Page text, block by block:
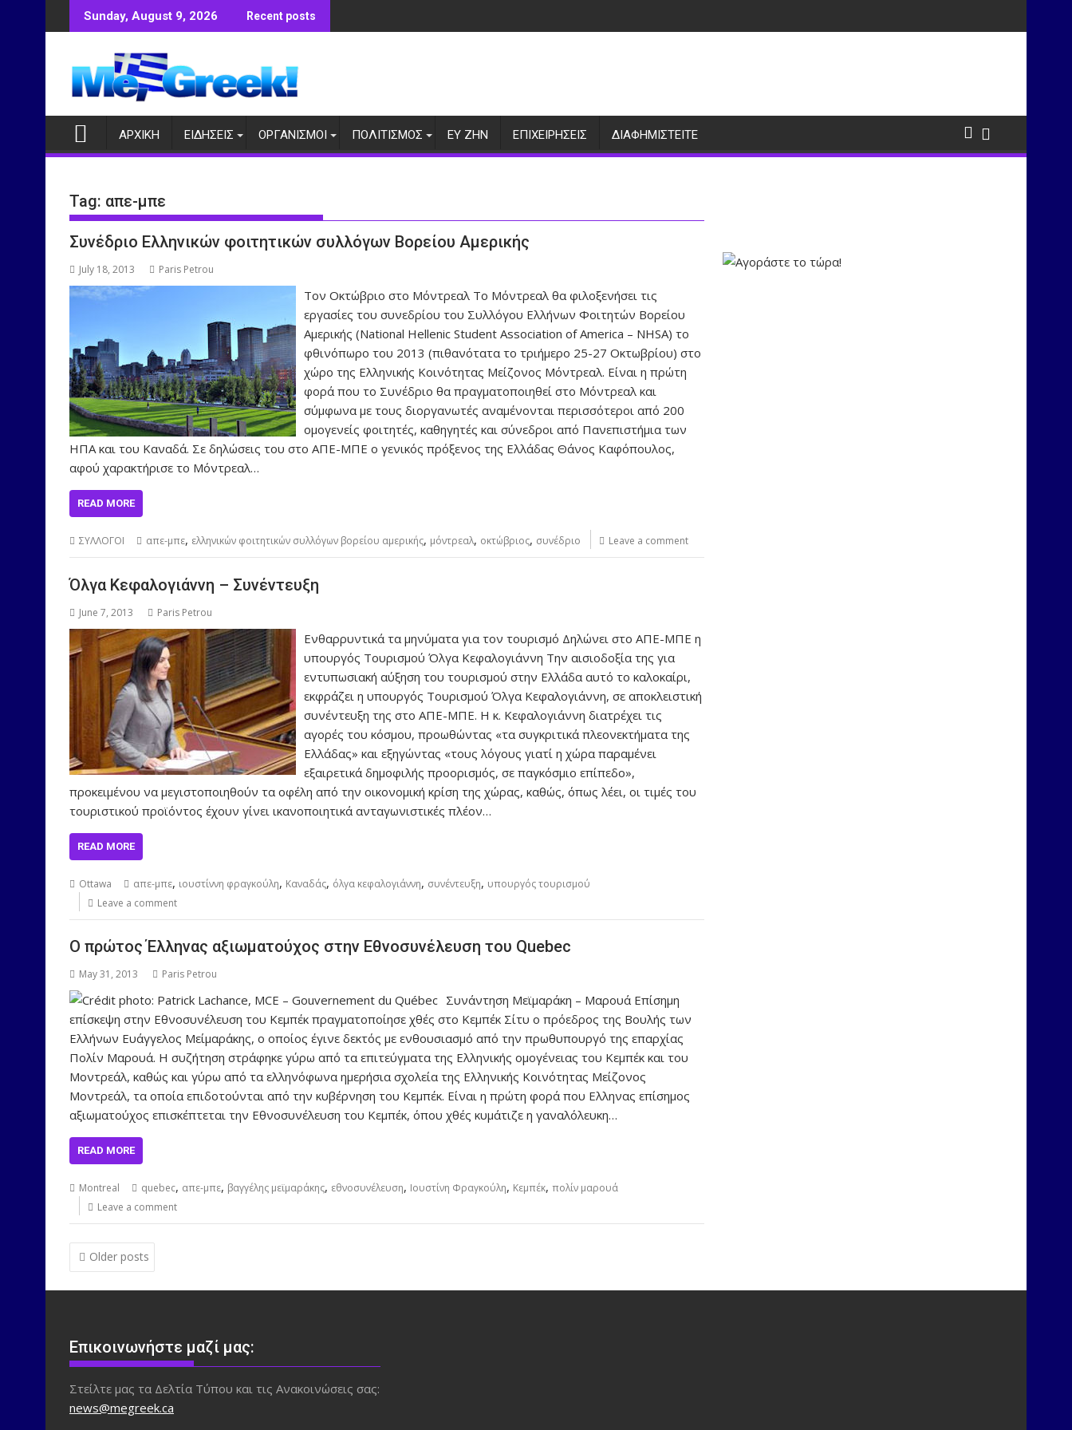
to
Sunday, August 9, 2026 Recent posts
ΑΡΧΙΚΗ ΕΙΔΗΣΕΙΣ ΟΡΓΑΝΙΣΜΟΙ ΠΟΛΙΤΙΣΜΟΣ ΕΥ ΖΗΝ ΕΠΙΧΕΙΡΗΣΕΙΣ ΔΙΑΦΗΜΙΣΤΕΙΤΕ
Tag: απε-μπε
Συνέδριο Ελληνικών φοιτητικών συλλόγων Βορείου Αμερικής
July 18, 2013 Paris Petrou
Τον Οκτώβριο στο Μόντρεαλ To Μόντρεαλ θα φιλοξενήσει τις
εργασίες του συνεδρίου του Συλλόγου Ελλήνων Φοιτητών Βορείου
Αμερικής (National Hellenic Student Association of America – NHSA) το
φθινόπωρο του 2013 (πιθανότατα το τριήμερο 25-27 Οκτωβρίου) στο
χώρο της Ελληνικής Κοινότητας Μείζονος Μόντρεαλ. Είναι η πρώτη
φορά που το Συνέδριο θα πραγματοποιηθεί στο Μόντρεαλ και
σύμφωνα με τους διοργανωτές αναμένονται περισσότεροι από 200
ομογενείς φοιτητές, καθηγητές και σύνεδροι από Πανεπιστήμια των
ΗΠΑ και του Καναδά. Σε δηλώσεις του στο ΑΠΕ-ΜΠΕ ο γενικός πρόξενος της Ελλάδας Θάνος Καφόπουλος,
αφού χαρακτήρισε το Μόντρεαλ…
READ MORE
ΣΥΛΛΟΓΟΙ απε-μπε, ελληνικών φοιτητικών συλλόγων βορείου αμερικής, μόντρεαλ, οκτώβριος, συνέδριο Leave a comment
Όλγα Κεφαλογιάννη – Συνέντευξη
June 7, 2013 Paris Petrou
Ενθαρρυντικά τα μηνύματα για τον τουρισμό Δηλώνει στο ΑΠΕ-ΜΠΕ η
υπουργός Τουρισμού Όλγα Κεφαλογιάννη Την αισιοδοξία της για
εντυπωσιακή αύξηση του τουρισμού στην Ελλάδα αυτό το καλοκαίρι,
εκφράζει η υπουργός Τουρισμού Όλγα Κεφαλογιάννη, σε αποκλειστική
συνέντευξη της στο ΑΠΕ-ΜΠΕ. Η κ. Κεφαλογιάννη διατρέχει τις
αγορές του κόσμου, προωθώντας «τα συγκριτικά πλεονεκτήματα της
Ελλάδας» και εξηγώντας «τους λόγους γιατί η χώρα παραμένει
εξαιρετικά δημοφιλής προορισμός, σε παγκόσμιο επίπεδο»,
προκειμένου να μεγιστοποιηθούν τα οφέλη από την οικονομική κρίση της χώρας, καθώς, όπως λέει, οι τιμές του
τουριστικού προϊόντος έχουν γίνει ικανοποιητικά ανταγωνιστικές πλέον…
READ MORE
Ottawa απε-μπε, ιουστίννη φραγκούλη, Καναδάς, όλγα κεφαλογιάννη, συνέντευξη, υπουργός τουρισμού
Leave a comment
Ο πρώτος Έλληνας αξιωματούχος στην Εθνοσυνέλευση του Quebec
May 31, 2013 Paris Petrou
Συνάντηση Μεϊμαράκη – Μαρουά Επίσημη
επίσκεψη στην Εθνοσυνέλευση του Κεμπέκ πραγματοποίησε χθές στο Κεμπέκ Σίτυ ο πρόεδρος της Βουλής των
Ελλήνων Ευάγγελος Μείμαράκης, ο οποίος έγινε δεκτός με ενθουσιασμό από την πρωθυπουργό της επαρχίας
Πολίν Μαρουά. Η συζήτηση στράφηκε γύρω από τα επιτεύγματα της Ελληνικής ομογένειας του Κεμπέκ και του
Μοντρεάλ, καθώς και γύρω από τα ελληνόφωνα ημερήσια σχολεία της Ελληνικής Κοινότητας Μείζονος
Μοντρεάλ, τα οποία επιδοτούνται από την κυβέρνηση του Κεμπέκ. Είναι η πρώτη φορά που Ελληνας επίσημος
αξιωματούχος επισκέπτεται την Εθνοσυνέλευση του Κεμπέκ, όπου χθές κυμάτιζε η γαναλόλευκη…
READ MORE
Montreal quebec, απε-μπε, βαγγέλης μεϊμαράκης, εθνοσυνέλευση, Ιουστίνη Φραγκούλη, Κεμπέκ, πολίν μαρουά
Leave a comment
Posts
navigation
Older posts
Επικοινωνήστε μαζί μας:
Στείλτε μας τα Δελτία Τύπου και τις Ανακοινώσεις σας:
news@megreek.ca